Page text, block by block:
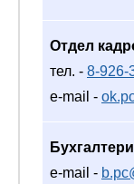
Отдел
тел. - 8-926-
e-mail -
e-mail -